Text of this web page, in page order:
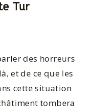
Tur
des horreurs
et de ce que les
cette situation
tombera